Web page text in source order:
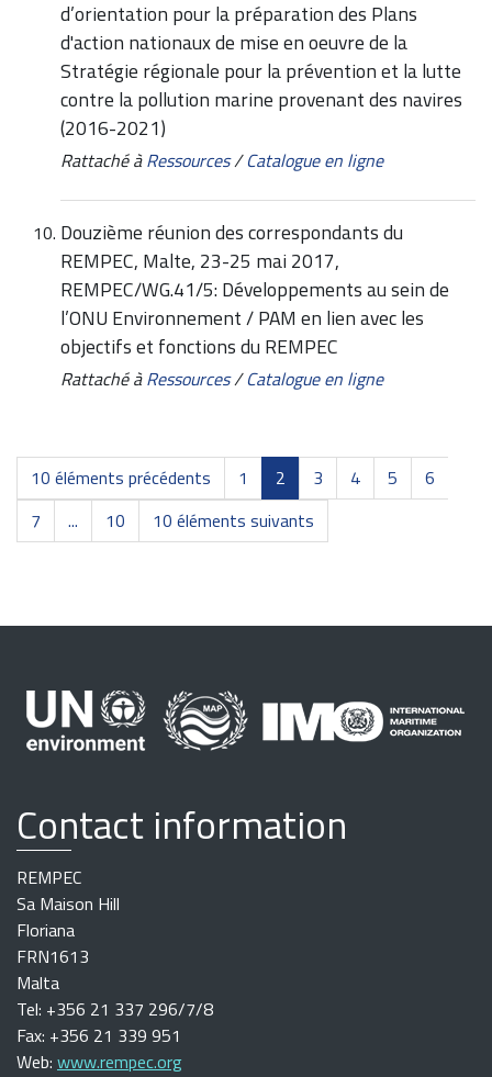
d’orientation pour la préparation des Plans
d'action nationaux de mise en oeuvre de la
Stratégie régionale pour la prévention et la lutte
contre la pollution marine provenant des navires
(2016-2021)
Rattaché à Ressources/Catalogue en ligne
Douzième réunion des correspondants du
REMPEC, Malte, 23-25 mai 2017,
REMPEC/WG.41/5: Développements au sein de
l’ONU Environnement / PAM en lien avec les
objectifs et fonctions du REMPEC
Rattaché à Ressources/Catalogue en ligne
10 éléments précédents 1 2 3 4 5
6
7
... 10 10 éléments suivants
Contact information
REMPEC
Sa Maison Hill
Floriana
FRN1613
Malta
Tel: +356 21 337 296/7/8
Fax: +356 21 339 951
Web: www.rempec.org